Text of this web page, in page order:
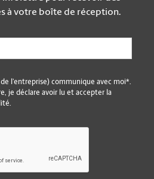
à votre boîte de réception.
l’entreprise) communique avec moi*.
je déclare avoir lu et accepter la